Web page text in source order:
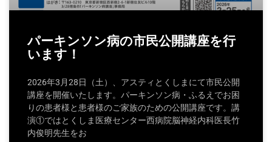
パーキンソン病の市民公開講座を行
います！
2026年3月28日（土）、アスティとくしまにて市民公開
講座を開催いたします。パーキンソン病・ふるえでお困
りの患者様と患者様のご家族のための公開講座です。講
演①ではとくしま医療センター西病院脳神経内科医長竹
内俊明先生をお